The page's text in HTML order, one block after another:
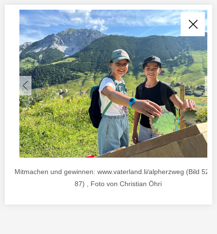
Mitmachen und gewinnen: www.vaterland.li/alpherzweg (Bild 52
87) , Foto von Christian Öhri